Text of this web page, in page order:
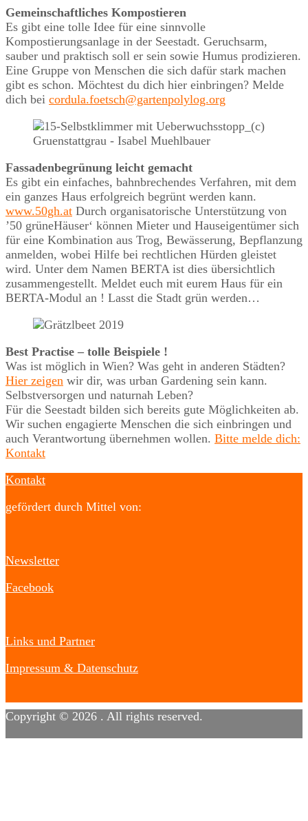
Gemeinschaftliches Kompostieren
Es gibt eine tolle Idee für eine sinnvolle
Kompostierungsanlage in der Seestadt. Geruchsarm,
sauber und praktisch soll er sein sowie Humus prodizieren.
Eine Gruppe von Menschen die sich dafür stark machen
gibt es schon. Möchtest du dich hier einbringen? Melde
dich bei cordula.foetsch@gartenpolylog.org
Fassadenbegrünung leicht gemacht
Es gibt ein einfaches, bahnbrechendes Verfahren, mit dem
ein ganzes Haus erfolgreich begrünt werden kann.
www.50gh.at Durch organisatorische Unterstützung von
’50 grüneHäuser‘ können Mieter und Hauseigentümer sich
für eine Kombination aus Trog, Bewässerung, Bepflanzung
anmelden, wobei Hilfe bei rechtlichen Hürden gleistet
wird. Unter dem Namen BERTA ist dies übersichtlich
zusammengestellt. Meldet euch mit eurem Haus für ein
BERTA-Modul an ! Lasst die Stadt grün werden…
Best Practise – tolle Beispiele !
Was ist möglich in Wien? Was geht in anderen Städten?
Hier zeigen wir dir, was urban Gardening sein kann.
Selbstversorgen und naturnah Leben?
Für die Seestadt bilden sich bereits gute Möglichkeiten ab.
Wir suchen engagierte Menschen die sich einbringen und
auch Verantwortung übernehmen wollen. Bitte melde dich:
Kontakt
Kontakt
gefördert durch Mittel von:
Newsletter
Facebook
Links und Partner
Impressum & Datenschutz
Copyright © 2026 . All rights reserved.